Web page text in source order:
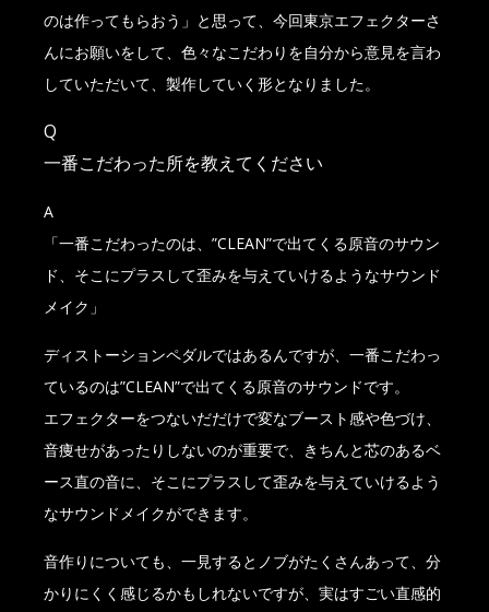
のは作ってもらおう」と思って、今回東京エフェクターさ
んにお願いをして、色々なこだわりを自分から意見を言わ
していただいて、製作していく形となりました。
Q
一番こだわった所を教えてください
A
「一番こだわったのは、”CLEAN”で出てくる原音のサウン
ド、そこにプラスして歪みを与えていけるようなサウンド
メイク」
ディストーションペダルではあるんですが、一番こだわっ
ているのは”CLEAN”で出てくる原音のサウンドです。
エフェクターをつないだだけで変なブースト感や色づけ、
音痩せがあったりしないのが重要で、きちんと芯のあるベ
ース直の音に、そこにプラスして歪みを与えていけるよう
なサウンドメイクができます。
音作りについても、一見するとノブがたくさんあって、分
かりにくく感じるかもしれないですが、実はすごい直感的